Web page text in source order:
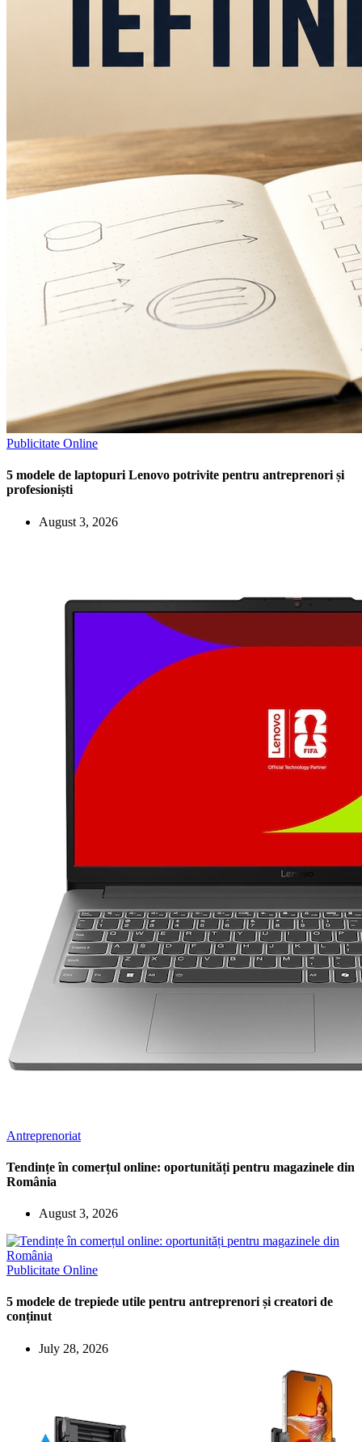
Publicitate Online
5 modele de laptopuri Lenovo potrivite pentru antreprenori și
profesioniști
August 3, 2026
Antreprenoriat
Tendințe în comerțul online: oportunități pentru magazinele din
România
August 3, 2026
Publicitate Online
5 modele de trepiede utile pentru antreprenori și creatori de
conținut
July 28, 2026